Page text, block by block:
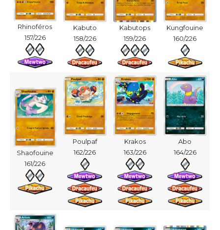
Rhinoféros
157/226
Kabuto
158/226
Kabutops
159/226
Kungfouine
160/226
Shaofouine
161/226
Poulpaf
162/226
Krakos
163/226
Abo
164/226